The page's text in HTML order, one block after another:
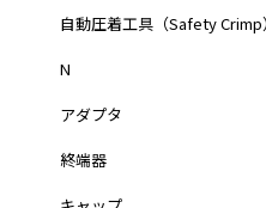
自動圧着工具（Safety Crimp）
N
アダプタ
終端器